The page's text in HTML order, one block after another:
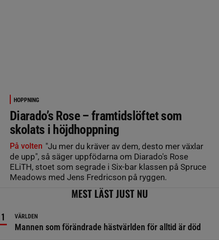
HOPPNING
Diarado’s Rose – framtidslöftet som
skolats i höjdhoppning
På volten "Ju mer du kräver av dem, desto mer växlar
de upp", så säger uppfödarna om Diarado's Rose
ELiTH, stoet som segrade i Six-bar klassen på Spruce
Meadows med Jens Fredricson på ryggen.
MEST LÄST JUST NU
VÄRLDEN
Mannen som förändrade hästvärlden för alltid är död